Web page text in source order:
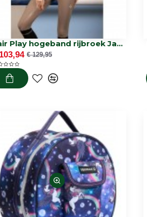
Fair Play hogeband rijbroek Jasmine
€ 129,95